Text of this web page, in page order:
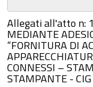
Allegati all'atto n:
MEDIANTE
“FORNITURA DI
CONNESSI –
STAMPANTE -